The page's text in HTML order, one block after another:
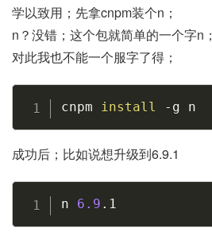
学以致用；先拿cnpm装个n；
n？没错；这个包就简单的一个字n；
对此我也不能一个服字了得；
cnpm install -g n
成功后；比如说想升级到6.9.1
n 6.9 .1